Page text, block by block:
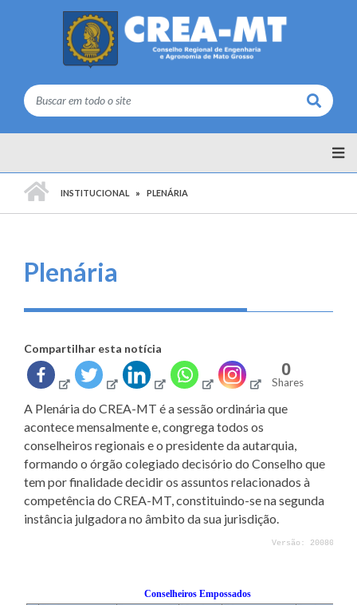
Buscar
INSTITUCIONAL PLENÁRIA
Plenária
Compartilhar esta notícia
0
Shares
A Plenária do CREA-MT é a sessão ordinária que
acontece mensalmente e, congrega todos os
conselheiros regionais e o presidente da autarquia,
formando o órgão colegiado decisório do Conselho que
tem por finalidade decidir os assuntos relacionados à
competência do CREA-MT, constituindo-se na segunda
instância julgadora no âmbito da sua jurisdição.